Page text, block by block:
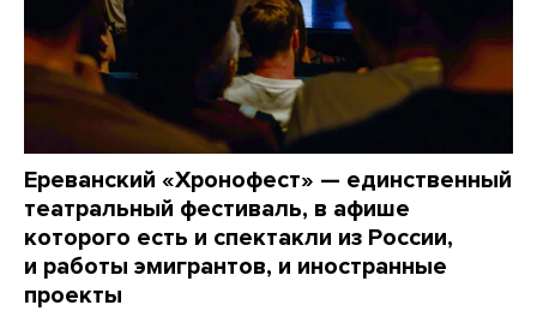
Ереванский «Хронофест» — единственный
театральный фестиваль, в афише
которого есть и спектакли из России,
и работы эмигрантов, и иностранные
проекты